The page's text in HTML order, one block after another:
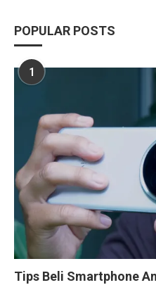
POPULAR POSTS
1
Tips Beli Smartphone